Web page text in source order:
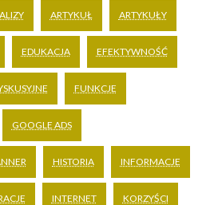
ARTYKUŁ ARTYKUŁY
EDUKACJA EFEKTYWNOŚĆ
FUNKCJE
GOOGLE ADS
HISTORIA INFORMACJE
INTERNET KORZYŚCI